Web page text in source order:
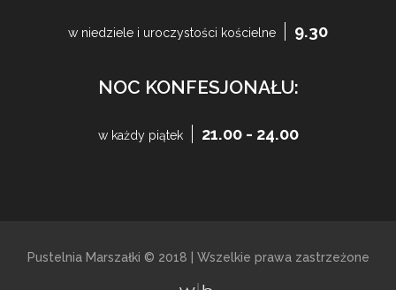
w niedziele i uroczystości kościelne 9.30
NOC KONFESJONAŁU:
w każdy piątek 21.00 - 24.00
Pustelnia Marszałki © 2018 | Wszelkie prawa zastrzeżone